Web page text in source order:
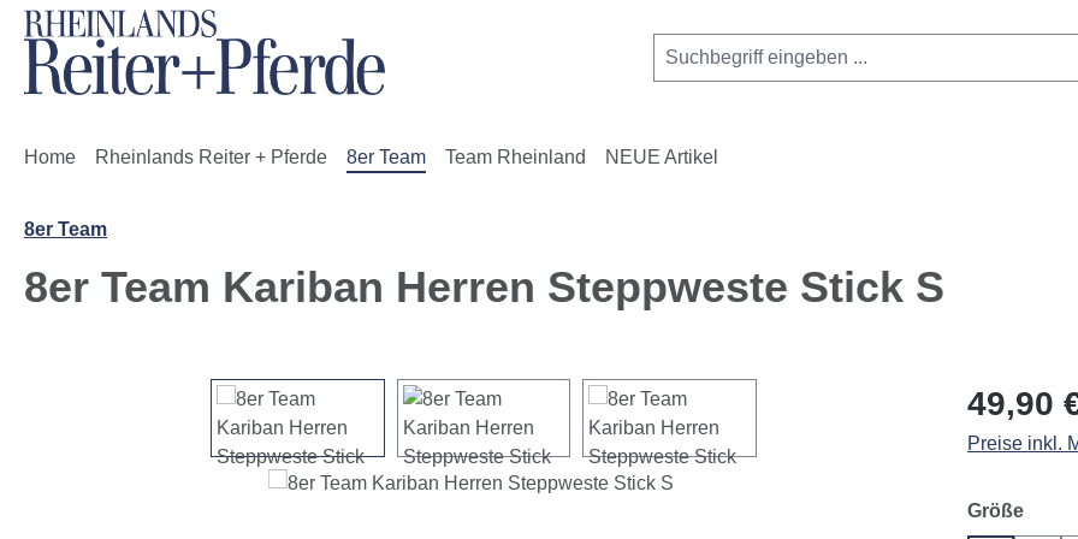
Hauptinhalt springen
Zur Suche springen
Zur Hauptnavigation springen
Home Rheinlands Reiter + Pferde 8er Team Team Rheinland NEUE Artikel
8er Team
8er Team Kariban Herren Steppweste Stick S
Bildergalerie überspringen Regulärer
49,90
Preise inkl.
Größe